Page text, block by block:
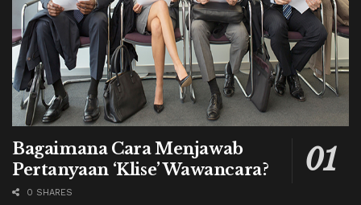
Bagaimana Cara Menjawab
Pertanyaan ‘Klise’ Wawancara?
0 SHARES